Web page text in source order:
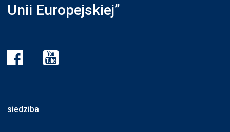
Unii Europejskiej”
siedziba